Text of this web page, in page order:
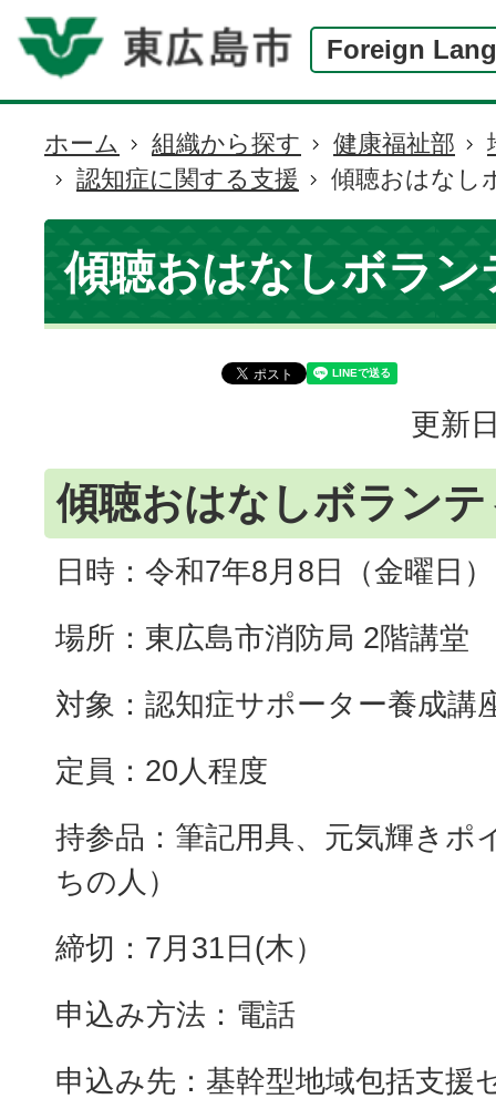
Foreign
現
在
の
置
ホーム 組織から探す 健康福祉部
認知症に関する支援
傾聴おはなし
傾聴おはなしボラン
更新
傾聴おはなしボラン
日時：令和7年8月8日（金曜日
場所：東広島市消防局 2階講堂
対象：認知症サポーター養成講
定員：20人程度
持参品：筆記用具、元気輝きポ
ちの人）
締切：7月31日(木）
申込み方法：電話
申込み先：基幹型地域包括支援